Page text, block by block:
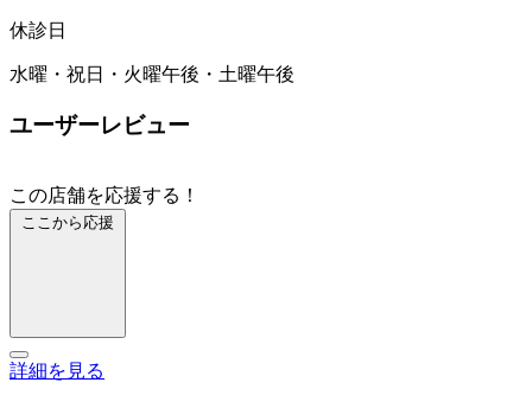
休診日
水曜・祝日・火曜午後・土曜午後
ユーザーレビュー
この店舗を応援する！
ここから応援
詳細を見る